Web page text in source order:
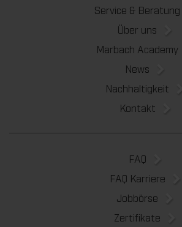
Service & Beratung
Über uns
Marbach Academy
News
Nachhaltigkeit
Kontakt
FAQ
FAQ Karriere
Jobbörse
Zertifikate